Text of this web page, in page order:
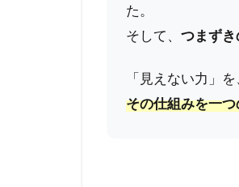
た。
そして、 つまず
「見えない力」
その仕組みを一